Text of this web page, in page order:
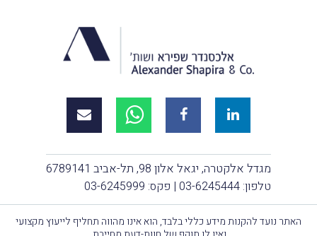
מגדל אלקטרה, יגאל אלון 98, תל-אביב 6789141
טלפון: 03-6245444 | פקס: 03-6245999
האתר נועד להקנות מידע כללי בלבד, הוא אינו מהווה תחליף לייעוץ מקצועי